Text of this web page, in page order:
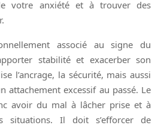
votre anxiété et à trouver des
associé au signe du
stabilité et exacerber son
l’ancrage, la sécurité, mais aussi
attachement excessif au passé. Le
avoir du mal à lâcher prise et à
situations. Il doit s’efforcer de